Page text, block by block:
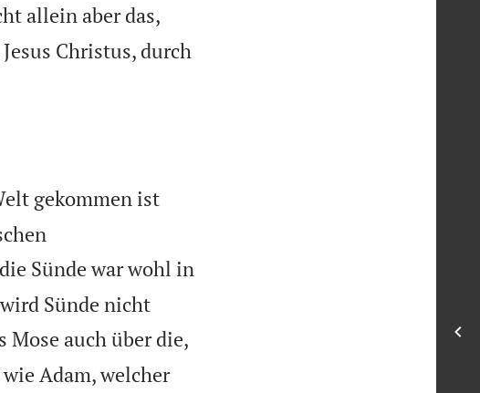
allein aber das,
Christus, durch
gekommen ist
Sünde war wohl in
Sünde nicht
Mose auch über die,
Adam, welcher